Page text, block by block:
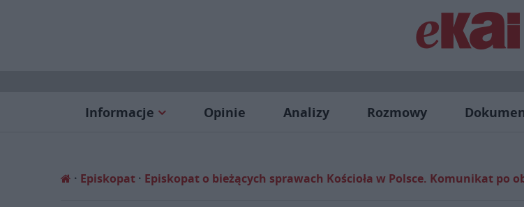
Informacje Opinie Analizy Rozmowy
Episkopat Episkopat o bieżących sprawach Kościoła w Polsce. Komunikat po